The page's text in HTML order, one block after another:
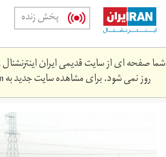
Skip
main
content
پخش زنده
شما صفحه ای از سایت قدیمی ایران
روز نمی شود. برای مشاهده سایت جدید به